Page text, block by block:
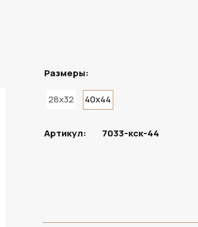
Размеры:
28x32 40x44
Артикул: 7033-кск-44